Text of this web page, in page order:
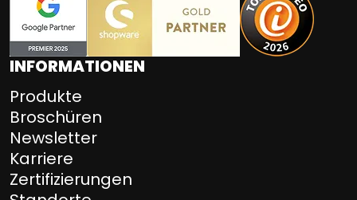
INFORMATIONEN
Produkte
Broschüren
Newsletter
Karriere
Zertifizierungen